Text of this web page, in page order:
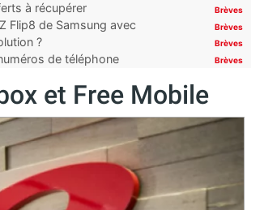
à récupérer Brèves
Flip8 de Samsung avec
Brèves
? Brèves
de téléphone
Brèves
et Free Mobile